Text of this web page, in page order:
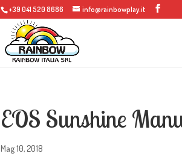
+39 041 520 8686 info@rainbowplay.it
EOS Sunshine
Mag 10, 2018